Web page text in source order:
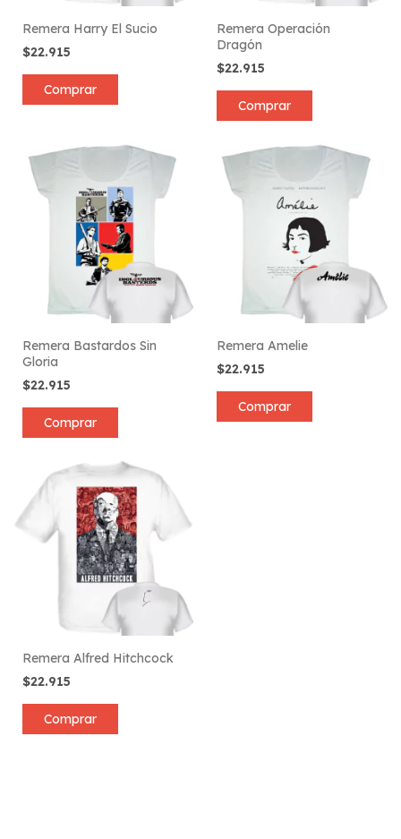
Remera Harry El Sucio
$22.915
Comprar
Remera Operación
Dragón
$22.915
Comprar
Remera Bastardos Sin
Gloria
$22.915
Comprar
Remera Amelie
$22.915
Comprar
Remera Alfred Hitchcock
$22.915
Comprar